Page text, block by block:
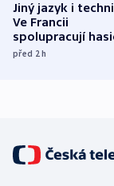
Jiný jazyk i
Ve Francii
spolupracují
různých zemí
před 2h